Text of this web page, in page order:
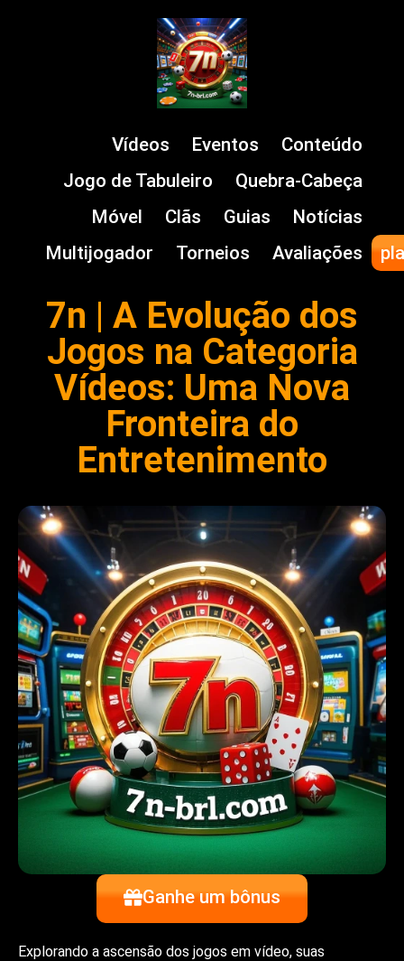
Vídeos Eventos
Conteúdo
Jogo de Tabuleiro
Quebra-Cabeça
Móvel
Clãs Guias
Notícias
Multijogador
Torneios Avaliações
7n | A Evolução dos
Jogos na Categoria
Vídeos: Uma Nova
Fronteira do
Entretenimento
Ganhe um bônus
Explorando a ascensão dos jogos em vídeo, suas